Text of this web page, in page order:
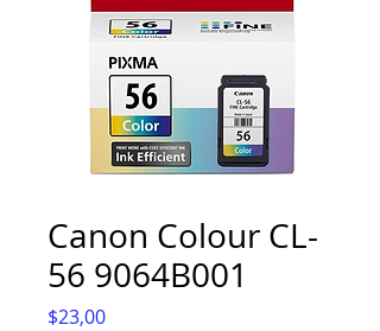
Canon Colour CL-
56 9064B001
$23,00Fiyat